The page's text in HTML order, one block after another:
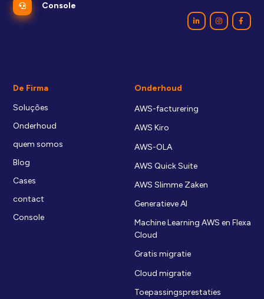
Console
De Firma
Soluções
Onderhoud
quem somos
Blog
Cases
contact
Console
Onderhoud
AWS-facturering
AWS Kiro
AWS-OLA
AWS Quick Suite
AWS Slimme Zaken
Generatieve AI
Machine Learning AWS en Flexa
Cloud
Gratis migratie
Cloud migratie
Toepassingsprestaties